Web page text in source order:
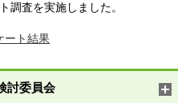
調査を実施しました。
ート結果
討委員会